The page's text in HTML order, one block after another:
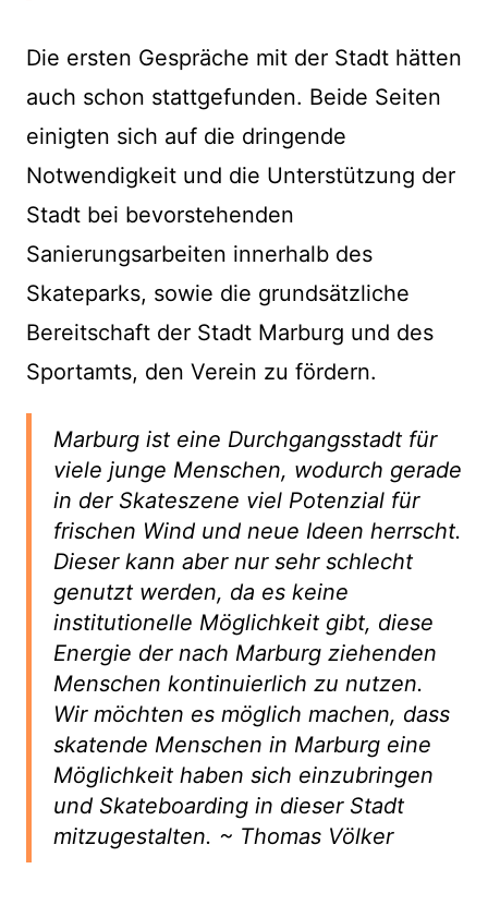
Die ersten Gespräche mit der Stadt hätten
auch schon stattgefunden. Beide Seiten
einigten sich auf die dringende
Notwendigkeit und die Unterstützung der
Stadt bei bevorstehenden
Sanierungsarbeiten innerhalb des
Skateparks, sowie die grundsätzliche
Bereitschaft der Stadt Marburg und des
Sportamts, den Verein zu fördern.
Marburg ist eine Durchgangsstadt für
viele junge Menschen, wodurch gerade
in der Skateszene viel Potenzial für
frischen Wind und neue Ideen herrscht.
Dieser kann aber nur sehr schlecht
genutzt werden, da es keine
institutionelle Möglichkeit gibt, diese
Energie der nach Marburg ziehenden
Menschen kontinuierlich zu nutzen.
Wir möchten es möglich machen, dass
skatende Menschen in Marburg eine
Möglichkeit haben sich einzubringen
und Skateboarding in dieser Stadt
mitzugestalten. ~ Thomas Völker